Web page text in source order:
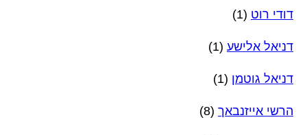
דודי רוט (1)
דניאל אלישע (1)
דניאל גוטמן (1)
הרשי אייזנבאך (8)